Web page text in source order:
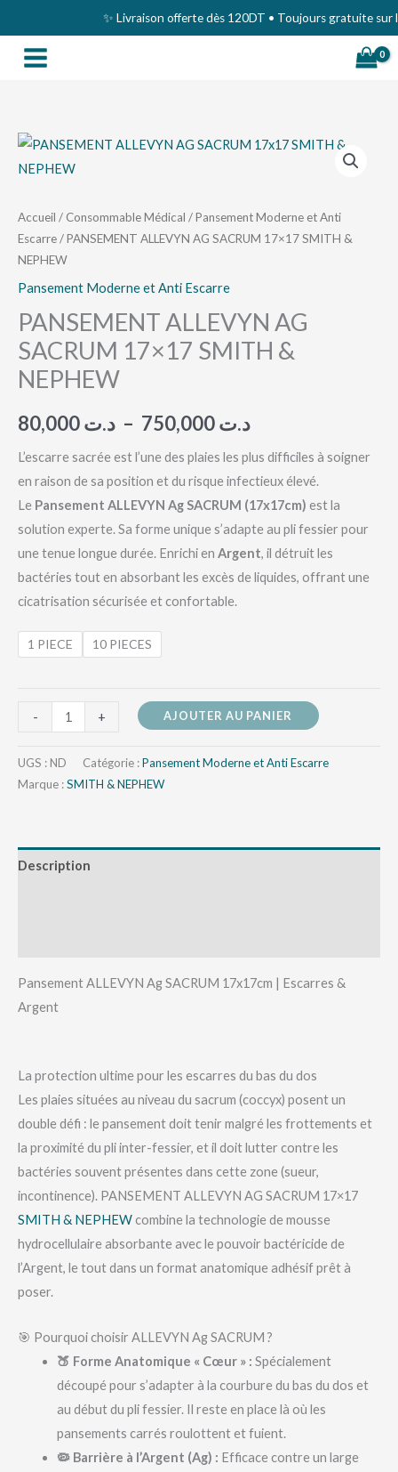
au
contenu
✨ Livraison offerte dès 120DT • Toujours gratuite sur le
Accueil / Consommable Médical /Pansement Moderne et Anti
Escarre/ PANSEMENT ALLEVYN AG SACRUM 17×17 SMITH &
NEPHEW
Pansement Moderne et Anti Escarre
PANSEMENT ALLEVYN AG
SACRUM 17×17 SMITH &
NEPHEW
د.ت – د.ت
Plage
prix :
L’escarre sacrée est l’une des plaies les plus difficiles à soigner
en raison de sa position et du risque infectieux élevé.
Le Pansement ALLEVYN Ag SACRUM (17x17cm) est la
solution experte. Sa forme unique s’adapte au pli fessier pour
une tenue longue durée. Enrichi en Argent, il détruit les
bactéries tout en absorbant les excès de liquides, offrant une
cicatrisation sécurisée et confortable.
1 PIECE 10 PIECES
-
quantité
de
ALLEVYN
AG
SACRUM
17x17
SMITH
&
NEPHEW
+ AJOUTER AU PANIER
UGS : ND Catégorie :Pansement Moderne et Anti Escarre
Marque :SMITH & NEPHEW
Description
Pansement ALLEVYN Ag SACRUM 17x17cm | Escarres &
Argent
La protection ultime pour les escarres du bas du dos
Les plaies situées au niveau du sacrum (coccyx) posent un
double défi : le pansement doit tenir malgré les frottements et
la proximité du pli inter-fessier, et il doit lutter contre les
bactéries souvent présentes dans cette zone (sueur,
incontinence). PANSEMENT ALLEVYN AG SACRUM 17×17
SMITH & NEPHEW combine la technologie de mousse
hydrocellulaire absorbante avec le pouvoir bactéricide de
l’Argent, le tout dans un format anatomique adhésif prêt à
poser.
🎯 Pourquoi choisir ALLEVYN Ag SACRUM ?
🍑 Forme Anatomique « Cœur » : Spécialement
découpé pour s’adapter à la courbure du bas du dos et
au début du pli fessier. Il reste en place là où les
pansements carrés roulottent et fuient.
🦠 Barrière à l’Argent (Ag) : Efficace contre un large